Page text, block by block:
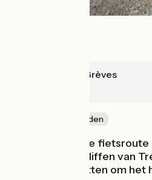
Plestin-les-Grèves
Door kustgebieden
De Vélomaritime
omweg via de kliffen van
kracht moet zetten om het